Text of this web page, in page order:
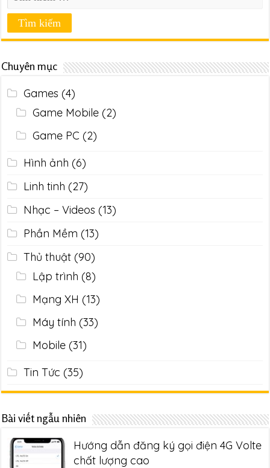
Chuyên mục
Games (4)
Game Mobile(2)
Game PC (2)
Hình ảnh (6)
Linh tinh (27)
Nhạc – Videos (13)
Phần Mềm (13)
Thủ thuật(90)
Lập trình (8)
Mạng XH (13)
Máy tính (33)
Mobile(31)
Tin Tức (35)
Bài viết ngẫu nhiên
Hướng dẫn đăng ký gọi điện 4G Volte
chất lượng cao